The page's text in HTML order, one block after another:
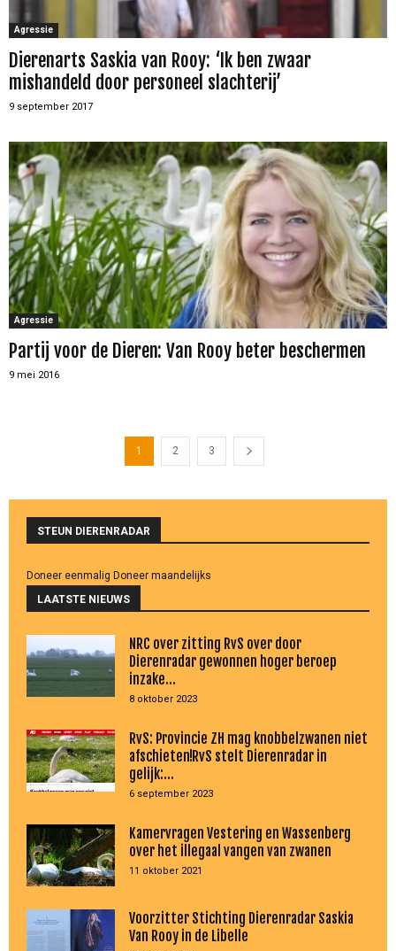
Agressie
Dierenarts Saskia van Rooy: ‘Ik ben zwaar
mishandeld door personeel slachterij’
9 september 2017
Agressie
Partij voor de Dieren: Van Rooy beter beschermen
9 mei 2016
1 2 3
STEUN DIERENRADAR
Doneer eenmalig Doneer maandelijks
LAATSTE NIEUWS
NRC over zitting RvS over door
Dierenradar gewonnen hoger beroep
inzake...
8 oktober 2023
RvS: Provincie ZH mag knobbelzwanen niet
afschieten!RvS stelt Dierenradar in
gelijk:...
6 september 2023
Kamervragen Vestering en Wassenberg
over het illegaal vangen van zwanen
11 oktober 2021
Voorzitter Stichting Dierenradar Saskia
Van Rooy in de Libelle